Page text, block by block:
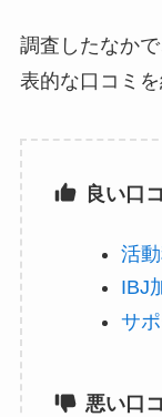
調査したなか
表的な口コミを
良い口
活
IBJ
サ
悪い口